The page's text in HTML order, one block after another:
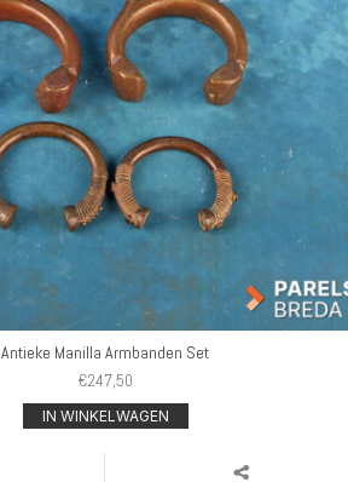
Antieke Manilla Armbanden Set
€247,50
IN WINKELWAGEN